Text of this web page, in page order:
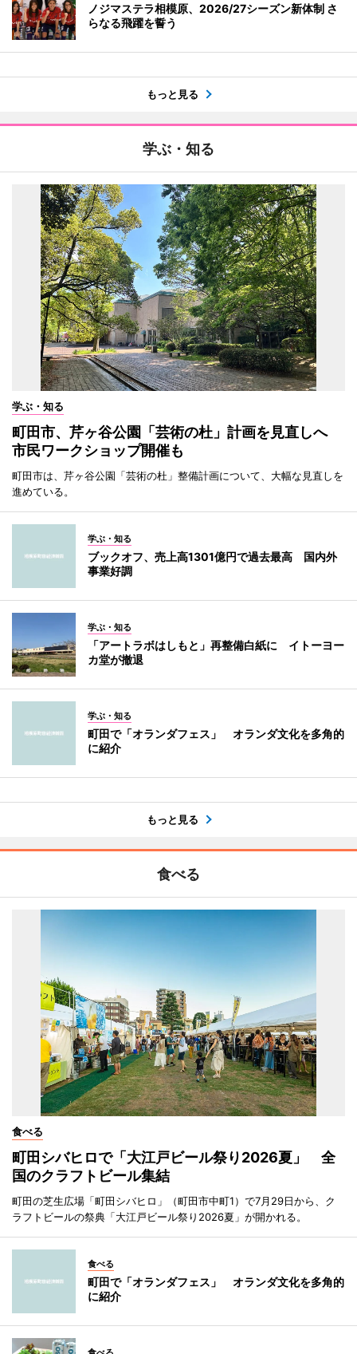
ノジマステラ相模原、2026/27シーズン新体制 さ
らなる飛躍を誓う
もっと見る
学ぶ・知る
学ぶ・知る
町田市、芹ヶ谷公園「芸術の杜」計画を見直しへ
市民ワークショップ開催も
町田市は、芹ヶ谷公園「芸術の杜」整備計画について、大幅な見直しを
進めている。
学ぶ・知る
ブックオフ、売上高1301億円で過去最高 国内外
事業好調
学ぶ・知る
「アートラボはしもと」再整備白紙に イトーヨー
カ堂が撤退
学ぶ・知る
町田で「オランダフェス」 オランダ文化を多角的
に紹介
もっと見る
食べる
食べる
町田シバヒロで「大江戸ビール祭り2026夏」 全
国のクラフトビール集結
町田の芝生広場「町田シバヒロ」（町田市中町1）で7月29日から、ク
ラフトビールの祭典「大江戸ビール祭り2026夏」が開かれる。
食べる
町田で「オランダフェス」 オランダ文化を多角的
に紹介